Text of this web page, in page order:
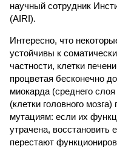
научный сотрудник
(AIRI).
Интересно, что
устойчивы к
частности, клетки
процветая бесконечно
миокарда (среднего
(клетки головного
мутациям: если их
утрачена, восстановить
перестают